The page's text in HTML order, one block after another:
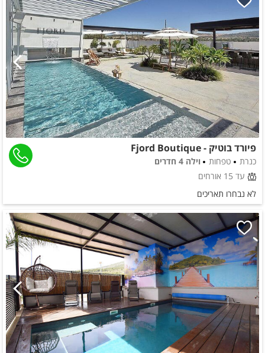
פיורד בוטיק - Fjord Boutique
כנרת טפחות
וילה 4 חדרים
עד 15 אורחים
לא נבחרו תאריכים